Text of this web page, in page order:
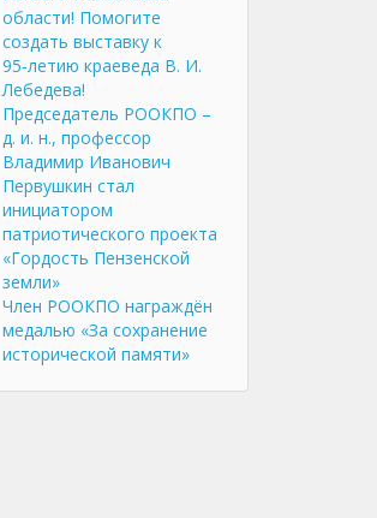
области! Помогите
создать выставку к
95‑летию краеведа В. И.
Лебедева!
Председатель РООКПО –
д. и. н., профессор
Владимир Иванович
Первушкин стал
инициатором
патриотического проекта
«Гордость Пензенской
земли»
Член РООКПО награждён
медалью «За сохранение
исторической памяти»